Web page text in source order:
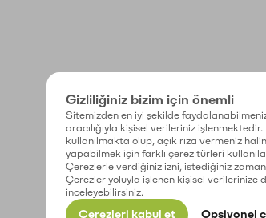
Gizliliğiniz bizim için önemli
Sitemizden en iyi şekilde
aracılığıyla kişisel verileriniz
kullanılmakta olup, açık rıza vermeniz
yapabilmek için farklı çerez türleri
Çerezlerle verdiğiniz izni, istediğiniz zaman
Çerezler yoluyla işlenen kişisel verilerinize
inceleyebilirsiniz.
Çerezleri kabul et Opsiyonel